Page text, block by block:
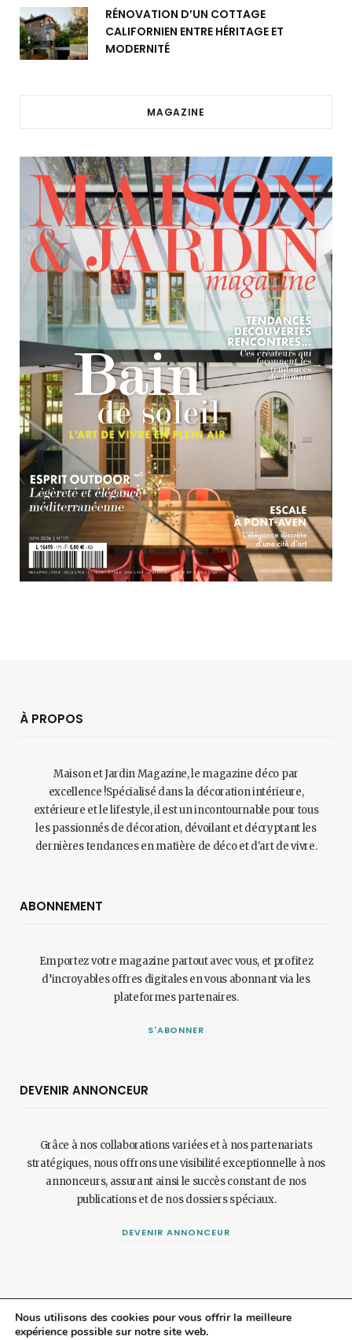
RÉNOVATION D’UN COTTAGE
CALIFORNIEN ENTRE HÉRITAGE ET
MODERNITÉ
MAGAZINE
À PROPOS
Maison et Jardin Magazine, le magazine déco par
excellence !Spécialisé dans la décoration intérieure,
extérieure et le lifestyle, il est un incontournable pour tous
les passionnés de décoration, dévoilant et décryptant les
dernières tendances en matière de déco et d'art de vivre.
ABONNEMENT
Emportez votre magazine partout avec vous, et profitez
d’incroyables offres digitales en vous abonnant via les
plateformes partenaires.
S'ABONNER
DEVENIR ANNONCEUR
Grâce à nos collaborations variées et à nos partenariats
stratégiques, nous offrons une visibilité exceptionnelle à nos
annonceurs, assurant ainsi le succès constant de nos
publications et de nos dossiers spéciaux.
DEVENIR ANNONCEUR
Nous utilisons des cookies pour vous offrir la meilleure
expérience possible sur notre site web.